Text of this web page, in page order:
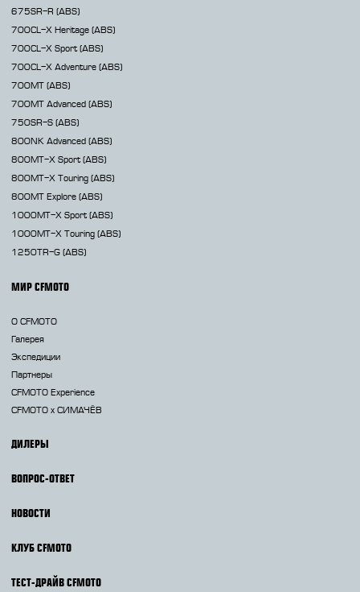
675SR-R (ABS)
700CL-X Heritage (ABS)
700CL-X Sport (ABS)
700CL-X Adventure (ABS)
700MT (ABS)
700MT Advanced (ABS)
750SR-S (ABS)
800NK Advanced (ABS)
800MT-X Sport (ABS)
800MT-X Touring (ABS)
800MT Explore (ABS)
1000MT-X Sport (ABS)
1000MT-X Touring (ABS)
1250TR-G (ABS)
МИР CFMOTO
О CFMOTO
Галерея
Экспедиции
Партнеры
CFMOTO Experience
CFMOTO х СИМАЧЁВ
ДИЛЕРЫ
ВОПРОС-ОТВЕТ
НОВОСТИ
КЛУБ CFMOTO
ТЕСТ-ДРАЙВ CFMOTO